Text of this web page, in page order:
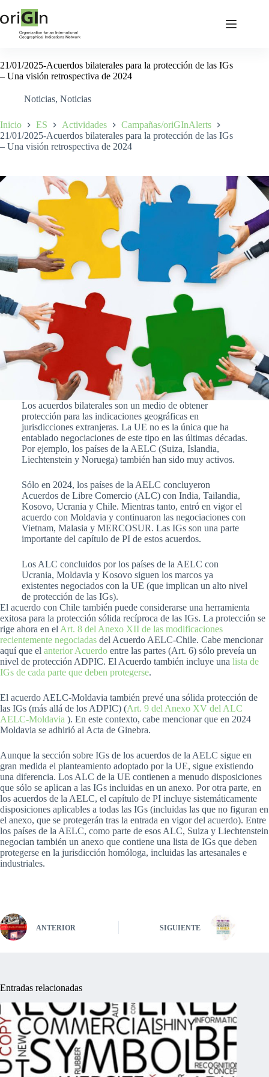
21/01/2025-Acuerdos bilaterales para la protección de las IGs
– Una visión retrospectiva de 2024
Noticias, Noticias
Inicio ES Actividades
Campañas/oriGInAlerts
21/01/2025-Acuerdos bilaterales para la protección de las IGs
– Una visión retrospectiva de 2024
Los acuerdos bilaterales son un medio de obtener
protección para las indicaciones geográficas en
jurisdicciones extranjeras. La UE no es la única que ha
entablado negociaciones de este tipo en las últimas décadas.
Por ejemplo, los países de la AELC (Suiza, Islandia,
Liechtenstein y Noruega) también han sido muy activos.
Sólo en 2024, los países de la AELC concluyeron
Acuerdos de Libre Comercio (ALC) con India, Tailandia,
Kosovo, Ucrania y Chile. Mientras tanto, entró en vigor el
acuerdo con Moldavia y continuaron las negociaciones con
Vietnam, Malasia y MERCOSUR. Las IGs son una parte
importante del capítulo de PI de estos acuerdos.
Los ALC concluidos por los países de la AELC con
Ucrania, Moldavia y Kosovo siguen los marcos ya
existentes negociados con la UE (que implican un alto nivel
de protección de las IGs).
El acuerdo con Chile también puede considerarse una herramienta
exitosa para la protección sólida recíproca de las IGs. La protección se
rige ahora en elArt. 8 del Anexo XII de las modificaciones
recientemente negociadas del Acuerdo AELC-Chile. Cabe mencionar
aquí que el anterior Acuerdo entre las partes (Art. 6) sólo preveía un
nivel de protección ADPIC. El Acuerdo también incluye una lista de
IGs de cada parte que deben protegerse.
El acuerdo AELC-Moldavia también prevé una sólida protección de
las IGs (más allá de los ADPIC) (Art. 9 del Anexo XV del ALC
AELC-Moldavia ). En este contexto, cabe mencionar que en 2024
Moldavia se adhirió al Acta de Ginebra.
Aunque la sección sobre IGs de los acuerdos de la AELC sigue en
gran medida el planteamiento adoptado por la UE, sigue existiendo
una diferencia. Los ALC de la UE contienen a menudo disposiciones
que sólo se aplican a las IGs incluidas en un anexo. Por otra parte, en
los acuerdos de la AELC, el capítulo de PI incluye sistemáticamente
disposiciones aplicables a todas las IGs (incluidas las que no figuran en
el anexo, que se protegerán tras la entrada en vigor del acuerdo). Entre
los países de la AELC, como parte de esos ALC, Suiza y Liechtenstein
negocian también un anexo que contiene una lista de IGs que deben
protegerse en la jurisdicción homóloga, incluidas las artesanales e
industriales.
ANTERIOR SIGUIENTE
Entradas relacionadas